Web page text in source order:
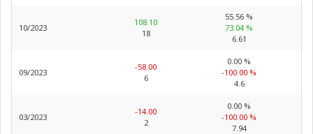
10/2023
108.10
18
55.56 %
73.04 %
6.61
09/2023
-58.00
6
0.00 %
-100.00 %
4.6
03/2023
-14.00
2
0.00 %
-100.00 %
7.94